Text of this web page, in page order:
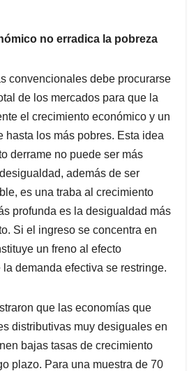
no erradica la pobreza
convencionales debe procurarse
de los mercados para que la
el crecimiento económico y un
hasta los más pobres. Esta idea
derrame no puede ser más
además de ser
es una traba al crecimiento
profunda es la desigualdad más
Si el ingreso se concentra en
un freno al efecto
demanda efectiva se restringe.
que las economías que
distributivas muy desiguales en
bajas tasas de crecimiento
plazo. Para una muestra de 70